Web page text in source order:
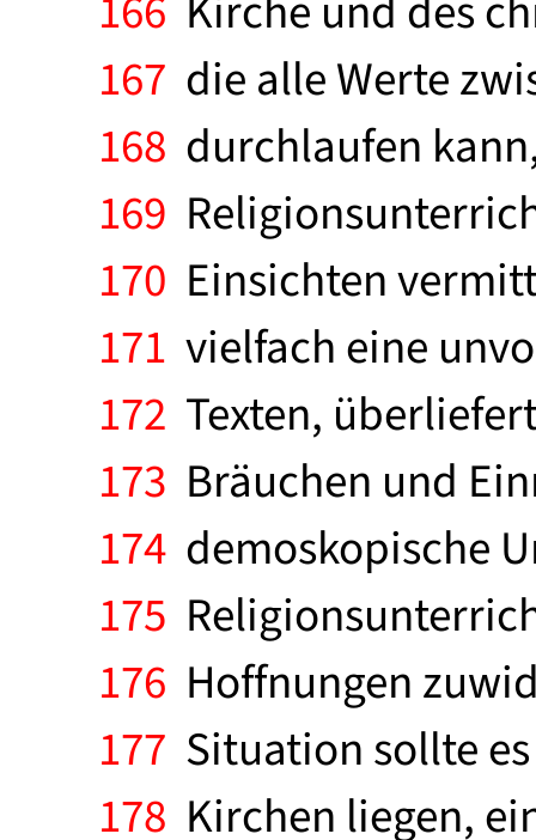
167 die alle Werte
168 durchlaufen
169
170 Einsichten
171 vielfach eine
172 Texten,
173 Bräuchen und
174 demoskopische
175
176 Hoffnungen
177 Situation sollte
178 Kirchen liegen,